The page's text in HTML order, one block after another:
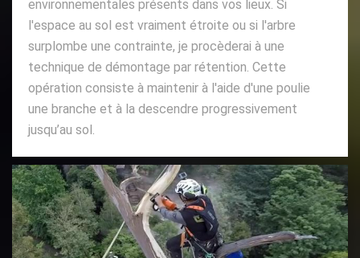
environnementales présents dans vos lieux. Si
l'espace au sol est vraiment étroite ou si l'arbre
surplombe une contrainte, je procèderai à une
technique de démontage par rétention. Cette
opération consiste à maintenir à l'aide d'une poulie
une branche et à la descendre progressivement
jusqu’au sol.